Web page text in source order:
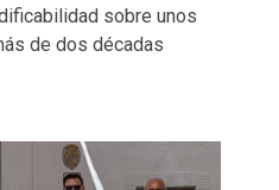
sobre unos
de dos décadas